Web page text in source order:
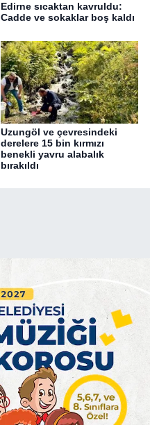
Edirne sıcaktan kavruldu:
Cadde ve sokaklar boş kaldı
Uzungöl ve çevresindeki
derelere 15 bin kırmızı
benekli yavru alabalık
bırakıldı